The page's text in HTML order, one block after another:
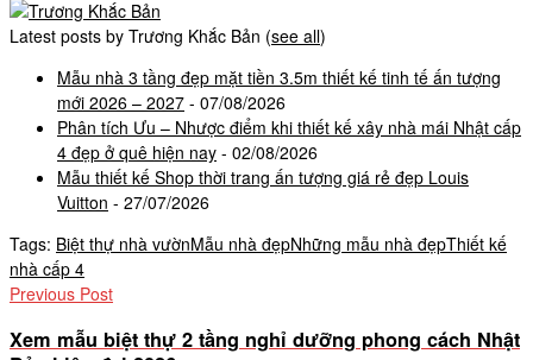
Latest posts by Trương Khắc Bản (see all)
Mẫu nhà 3 tầng đẹp mặt tiền 3.5m thiết kế tinh tế ấn tượng
mới 2026 – 2027 - 07/08/2026
Phân tích Ưu – Nhược điểm khi thiết kế xây nhà mái Nhật cấp
4 đẹp ở quê hiện nay - 02/08/2026
Mẫu thiết kế Shop thời trang ấn tượng giá rẻ đẹp Louis
Vuitton - 27/07/2026
Tags: Biệt thự nhà vườnMẫu nhà đẹpNhững mẫu nhà đẹpThiết kế
nhà cấp 4
Previous Post
Xem mẫu biệt thự 2 tầng nghỉ dưỡng phong cách Nhật